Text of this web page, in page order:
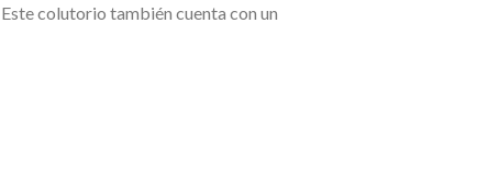
colutorio también cuenta con un